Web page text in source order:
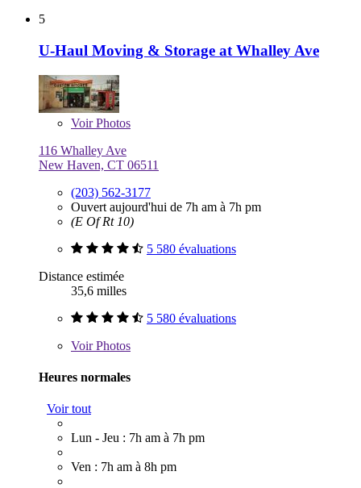
5
U-Haul Moving & Storage at Whalley Ave
VoirPhotos
116 Whalley Ave
New Haven, CT 06511
(203) 562-3177
Ouvert aujourd'hui de 7h am à 7h pm
(E Of Rt 10)
5 580 évaluations
Distance estimée
35,6 milles
5 580 évaluations
VoirPhotos
Heures normales
Voir tout
Lun - Jeu : 7h am à 7h pm
Ven : 7h am à 8h pm